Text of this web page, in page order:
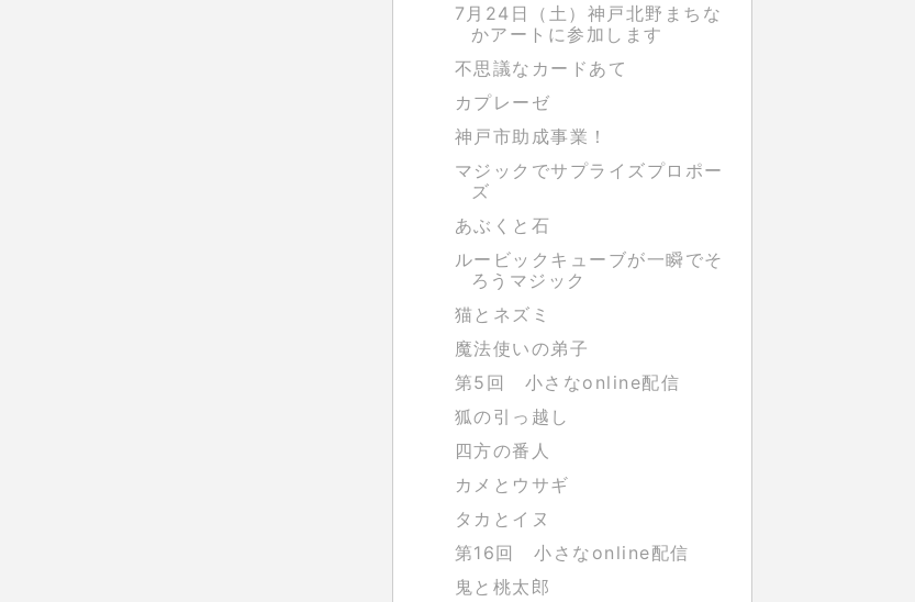
7月24日（土）神戸北野まちな
かアートに参加します
不思議なカードあて
カプレーゼ
神戸市助成事業！
マジックでサプライズプロポー
ズ
あぶくと石
ルービックキューブが一瞬でそ
ろうマジック
猫とネズミ
魔法使いの弟子
第5回 小さなonline配信
狐の引っ越し
四方の番人
カメとウサギ
タカとイヌ
第16回 小さなonline配信
鬼と桃太郎